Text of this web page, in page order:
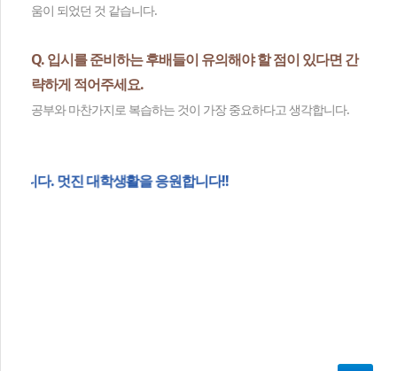
움이 되었던 것 같습니다.
Q. 입시를 준비하는 후배들이 유의해야 할 점이 있다면 간
략하게 적어주세요.
공부와 마찬가지로 복습하는 것이 가장 중요하다고 생각합니다.
활을 응원합니다!!